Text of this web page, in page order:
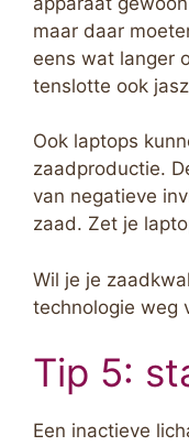
maar daar
eens wat langer
tenslotte ook
Ook laptops
zaadproductie.
van negatieve
zaad. Zet je
Wil je je
technologie weg
Tip 5:
Een inactieve